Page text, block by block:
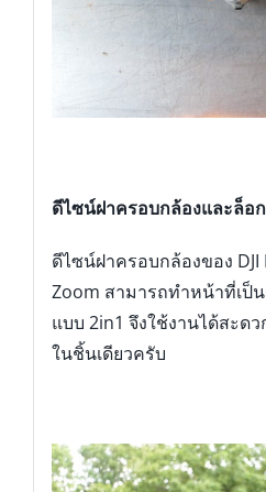
ดีไซน์ฝาครอบกล้องและล็อ
ดีไซน์ฝาครอบกล้องของ DJI
Zoom สามารถทำหน้าที่เป็
แบบ 2in1 จึงใช้งานได้สะด
ในชิ้นเดียวครับ